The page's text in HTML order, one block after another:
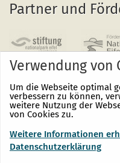
Partner und
Verwendung von
Um die Webseite optimal
verbessern zu können,
weitere Nutzung der
von Cookies zu.
Weitere Informationen
Datenschutzerklärung